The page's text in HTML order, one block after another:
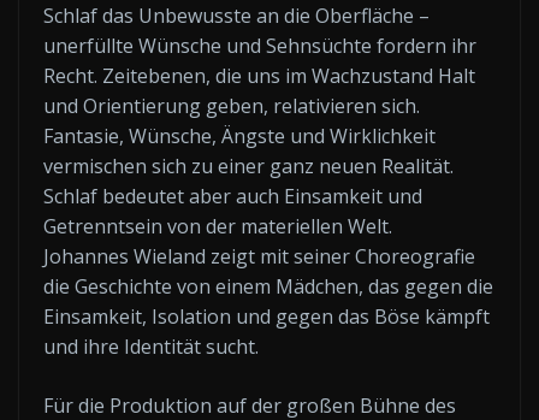
Schlaf das Unbewusste an die Oberfläche –
unerfüllte Wünsche und Sehnsüchte fordern ihr
Recht. Zeitebenen, die uns im Wachzustand Halt
und Orientierung geben, relativieren sich.
Fantasie, Wünsche, Ängste und Wirklichkeit
vermischen sich zu einer ganz neuen Realität.
Schlaf bedeutet aber auch Einsamkeit und
Getrenntsein von der materiellen Welt.
Johannes Wieland zeigt mit seiner Choreografie
die Geschichte von einem Mädchen, das gegen die
Einsamkeit, Isolation und gegen das Böse kämpft
und ihre Identität sucht.
Für die Produktion auf der großen Bühne des